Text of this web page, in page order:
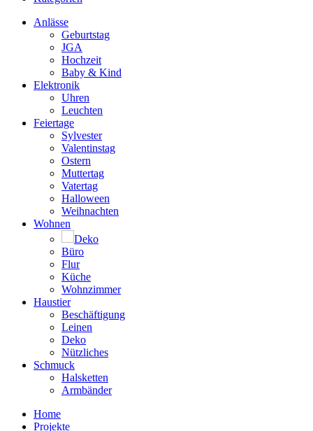
Anlässe
Geburtstag
JGA
Hochzeit
Baby & Kind
Elektronik
Uhren
Leuchten
Feiertage
Sylvester
Valentinstag
Ostern
Muttertag
Vatertag
Halloween
Weihnachten
Wohnen
Deko
Büro
Flur
Küche
Wohnzimmer
Haustier
Beschäftigung
Leinen
Deko
Nützliches
Schmuck
Halsketten
Armbänder
Home
Projekte